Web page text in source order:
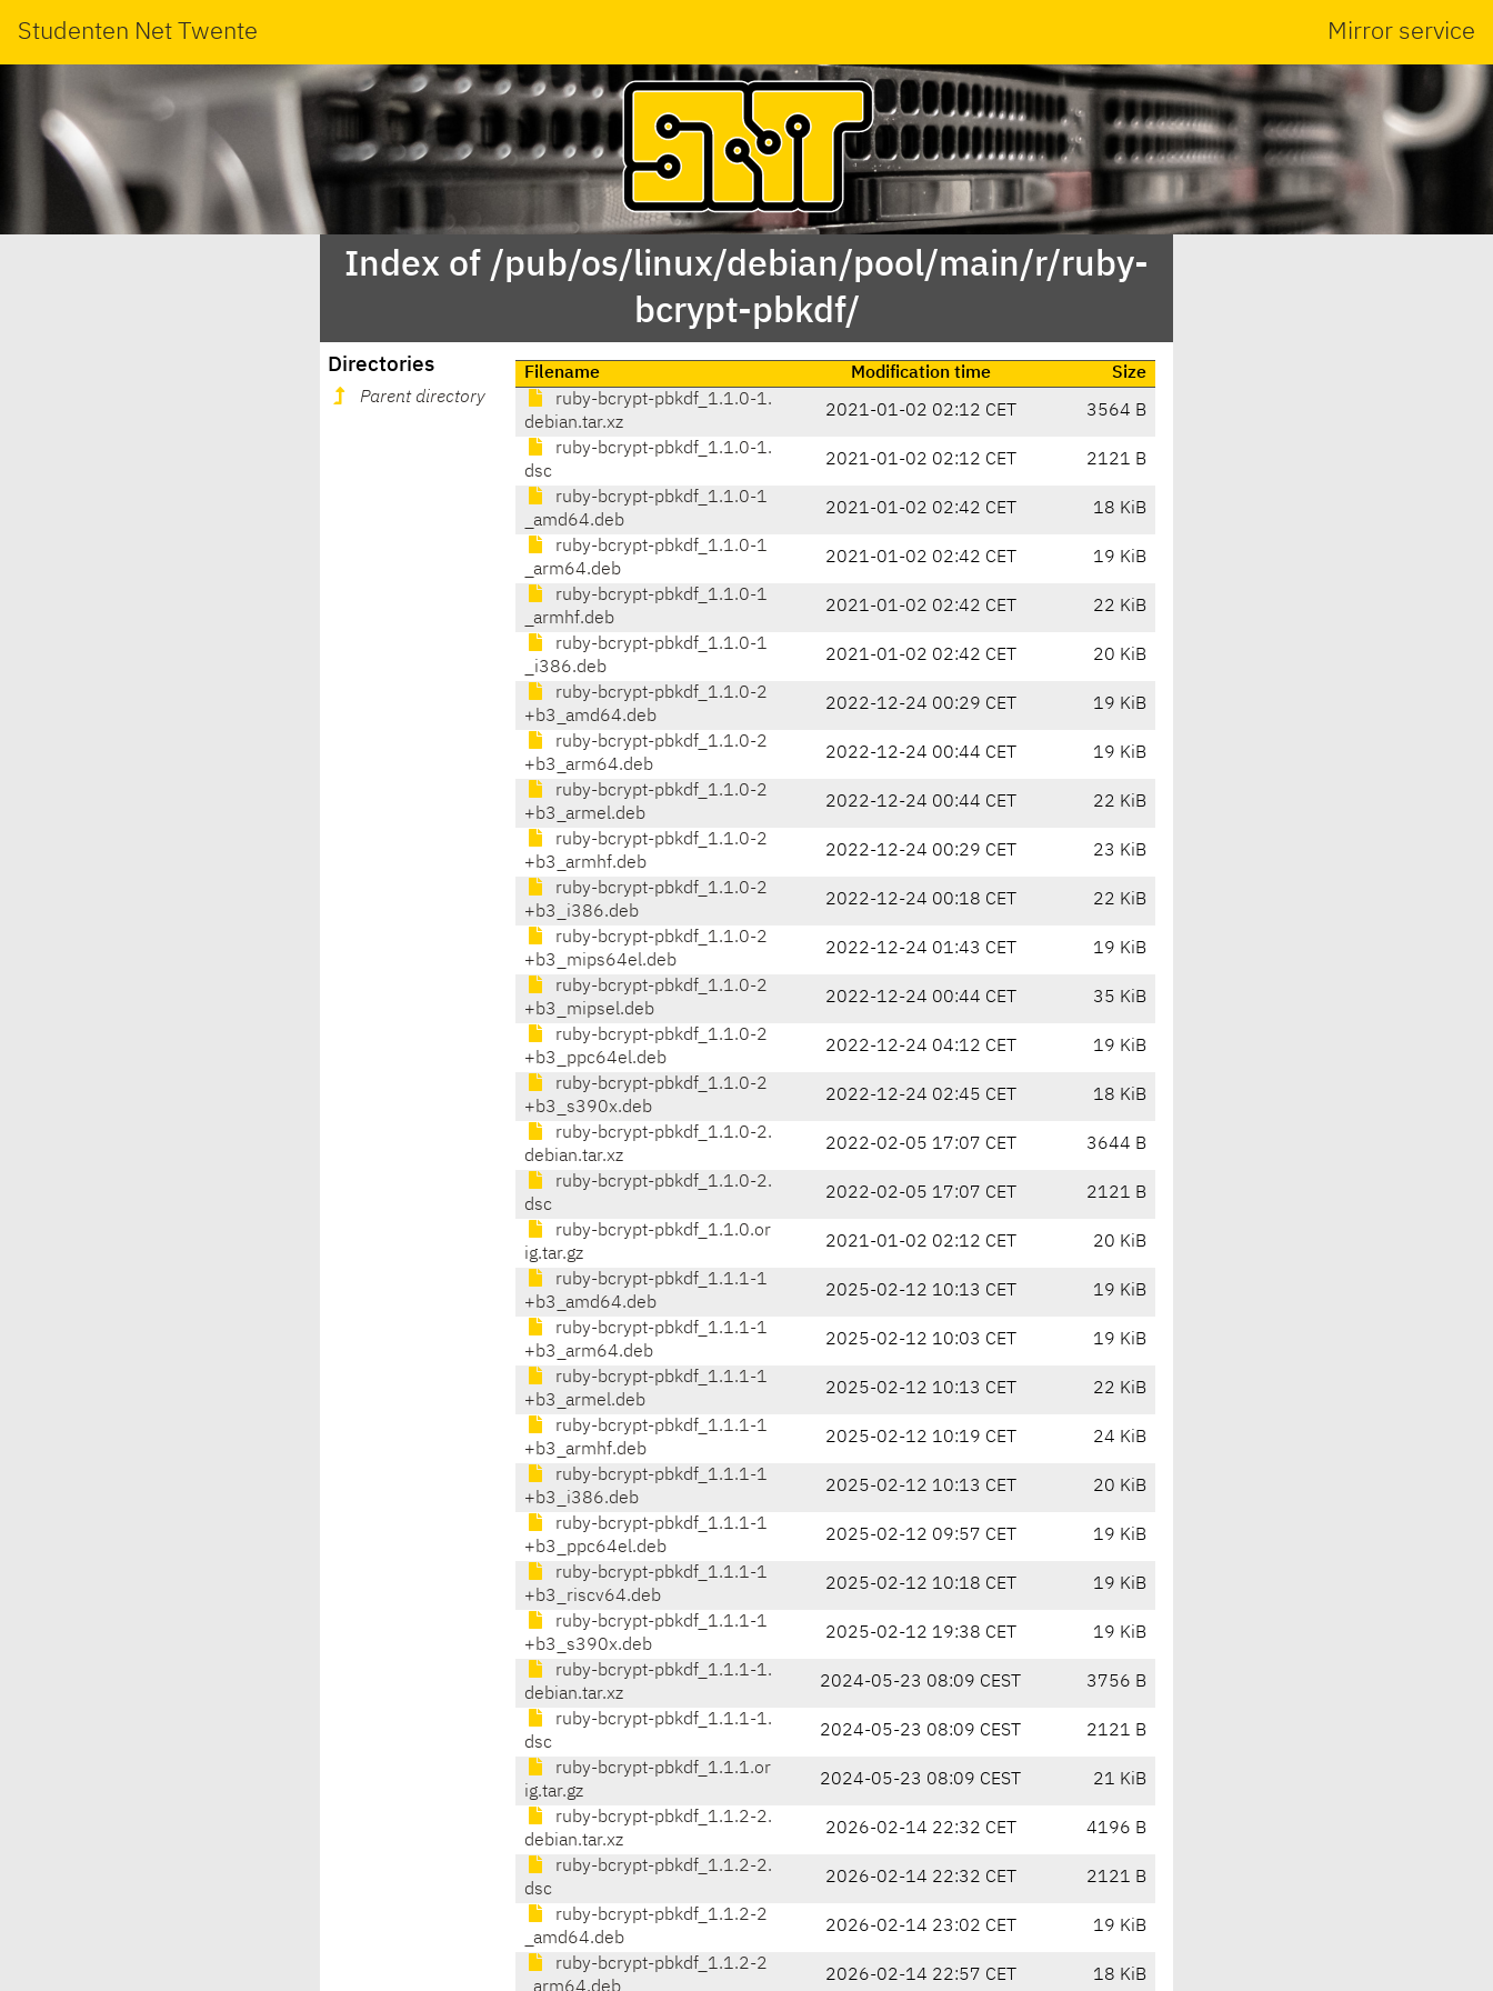
Studenten Net Twente Mirror service
Index of /pub/os/linux/debian/pool/main/r/ruby-
bcrypt-pbkdf/
Directories
Parent directory
Filename Modification time
Size
ruby-bcrypt-pbkdf_1.1.0-1.
debian.tar.xz
2021-01-02 02:12 CET 3564 B
ruby-bcrypt-pbkdf_1.1.0-1.
dsc
2021-01-02 02:12 CET 2121 B
ruby-bcrypt-pbkdf_1.1.0-1
_amd64.deb
2021-01-02 02:42 CET 18 KiB
ruby-bcrypt-pbkdf_1.1.0-1
_arm64.deb
2021-01-02 02:42 CET 19 KiB
ruby-bcrypt-pbkdf_1.1.0-1
_armhf.deb
2021-01-02 02:42 CET 22 KiB
ruby-bcrypt-pbkdf_1.1.0-1
_i386.deb
2021-01-02 02:42 CET 20 KiB
ruby-bcrypt-pbkdf_1.1.0-2
+b3_amd64.deb
2022-12-24 00:29 CET 19 KiB
ruby-bcrypt-pbkdf_1.1.0-2
+b3_arm64.deb
2022-12-24 00:44 CET 19 KiB
ruby-bcrypt-pbkdf_1.1.0-2
+b3_armel.deb
2022-12-24 00:44 CET 22 KiB
ruby-bcrypt-pbkdf_1.1.0-2
+b3_armhf.deb
2022-12-24 00:29 CET 23 KiB
ruby-bcrypt-pbkdf_1.1.0-2
+b3_i386.deb
2022-12-24 00:18 CET 22 KiB
ruby-bcrypt-pbkdf_1.1.0-2
+b3_mips64el.deb
2022-12-24 01:43 CET 19 KiB
ruby-bcrypt-pbkdf_1.1.0-2
+b3_mipsel.deb
2022-12-24 00:44 CET 35 KiB
ruby-bcrypt-pbkdf_1.1.0-2
+b3_ppc64el.deb
2022-12-24 04:12 CET 19 KiB
ruby-bcrypt-pbkdf_1.1.0-2
+b3_s390x.deb
2022-12-24 02:45 CET 18 KiB
ruby-bcrypt-pbkdf_1.1.0-2.
debian.tar.xz
2022-02-05 17:07 CET 3644 B
ruby-bcrypt-pbkdf_1.1.0-2.
dsc
2022-02-05 17:07 CET 2121 B
ruby-bcrypt-pbkdf_1.1.0.or
ig.tar.gz
2021-01-02 02:12 CET 20 KiB
ruby-bcrypt-pbkdf_1.1.1-1
+b3_amd64.deb
2025-02-12 10:13 CET 19 KiB
ruby-bcrypt-pbkdf_1.1.1-1
+b3_arm64.deb
2025-02-12 10:03 CET 19 KiB
ruby-bcrypt-pbkdf_1.1.1-1
+b3_armel.deb
2025-02-12 10:13 CET 22 KiB
ruby-bcrypt-pbkdf_1.1.1-1
+b3_armhf.deb
2025-02-12 10:19 CET 24 KiB
ruby-bcrypt-pbkdf_1.1.1-1
+b3_i386.deb
2025-02-12 10:13 CET 20 KiB
ruby-bcrypt-pbkdf_1.1.1-1
+b3_ppc64el.deb
2025-02-12 09:57 CET 19 KiB
ruby-bcrypt-pbkdf_1.1.1-1
+b3_riscv64.deb
2025-02-12 10:18 CET 19 KiB
ruby-bcrypt-pbkdf_1.1.1-1
+b3_s390x.deb
2025-02-12 19:38 CET 19 KiB
ruby-bcrypt-pbkdf_1.1.1-1.
debian.tar.xz
2024-05-23 08:09 CEST 3756 B
ruby-bcrypt-pbkdf_1.1.1-1.
dsc
2024-05-23 08:09 CEST 2121 B
ruby-bcrypt-pbkdf_1.1.1.or
ig.tar.gz
2024-05-23 08:09 CEST 21 KiB
ruby-bcrypt-pbkdf_1.1.2-2.
debian.tar.xz
2026-02-14 22:32 CET 4196 B
ruby-bcrypt-pbkdf_1.1.2-2.
dsc
2026-02-14 22:32 CET 2121 B
ruby-bcrypt-pbkdf_1.1.2-2
_amd64.deb
2026-02-14 23:02 CET 19 KiB
ruby-bcrypt-pbkdf_1.1.2-2
2026-02-14 22:57 CET 18 KiB